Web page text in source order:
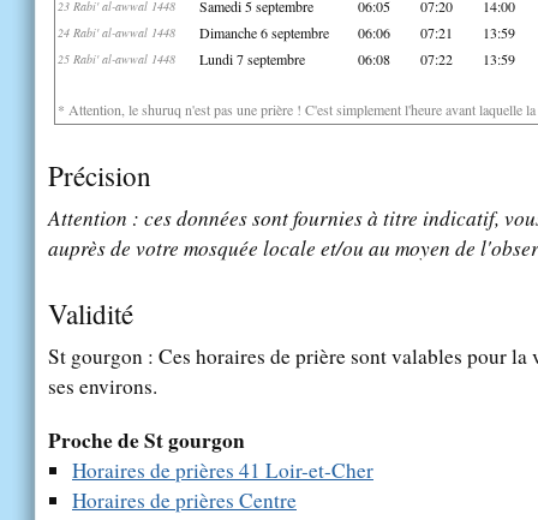
23 Rabi' al-awwal 1448 Samedi 5 septembre 06:05 07:20 14:00
24 Rabi' al-awwal 1448 Dimanche 6 septembre 06:06 07:21 13:59
25 Rabi' al-awwal 1448 Lundi 7 septembre 06:08 07:22 13:59
* Attention, le shuruq n'est pas une prière ! C'est simplement l'heure avant laquelle
Précision
Attention : ces données sont fournies à titre indicatif,
auprès de votre mosquée locale et/ou au moyen de
Validité
St gourgon : Ces horaires de prière sont valables pour
ses environs.
Proche de St gourgon
Horaires de prières 41 Loir-et-Cher
Horaires de prières Centre